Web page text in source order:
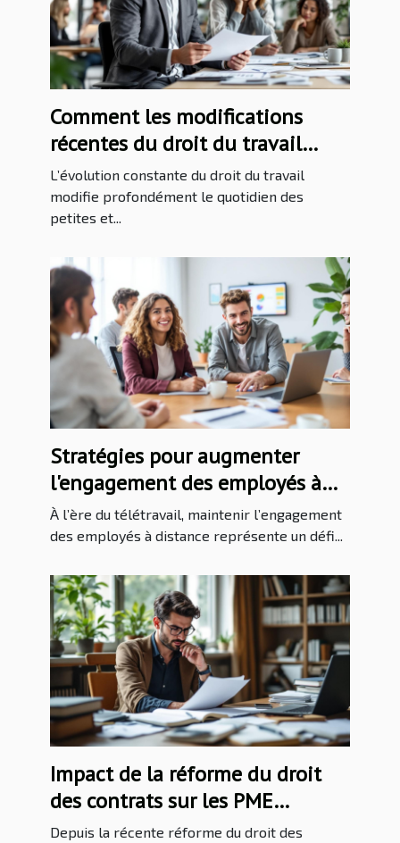
Comment les modifications
récentes du droit du travail
impactent-elles les PME ?
L’évolution constante du droit du travail
modifie profondément le quotidien des
petites et...
Stratégies pour augmenter
l'engagement des employés à
distance
À l’ère du télétravail, maintenir l’engagement
des employés à distance représente un défi...
Impact de la réforme du droit
des contrats sur les PME
françaises
Depuis la récente réforme du droit des